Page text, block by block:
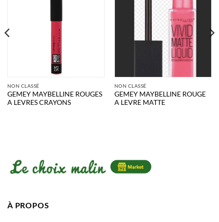
NON CLASSÉ
GEMEY MAYBELLINE ROUGES
A LEVRES CRAYONS
NON CLASSÉ
GEMEY MAYBELLINE ROUGE
A LEVRE MATTE
À PROPOS